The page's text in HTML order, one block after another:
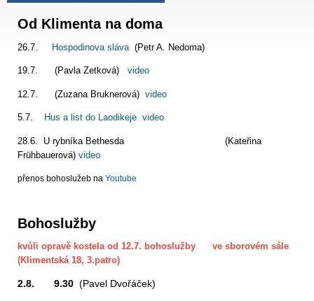
Od Klimenta na doma
26.7. Hospodinova sláva (Petr A. Nedoma)
19.7. (Pavla Zetková) video
12.7. (Zuzana Bruknerová) video
5.7. Hus a list do Laodikeje video
28.6. U rybníka Bethesda (Kateřina
Frühbauerová) video
přenos bohoslužeb na Youtube
Bohoslužby
kvůli opravě kostela od 12.7. bohoslužby ve sborovém sále
(Klimentská 18, 3.patro)
2.8. 9.30 (Pavel Dvořáček)